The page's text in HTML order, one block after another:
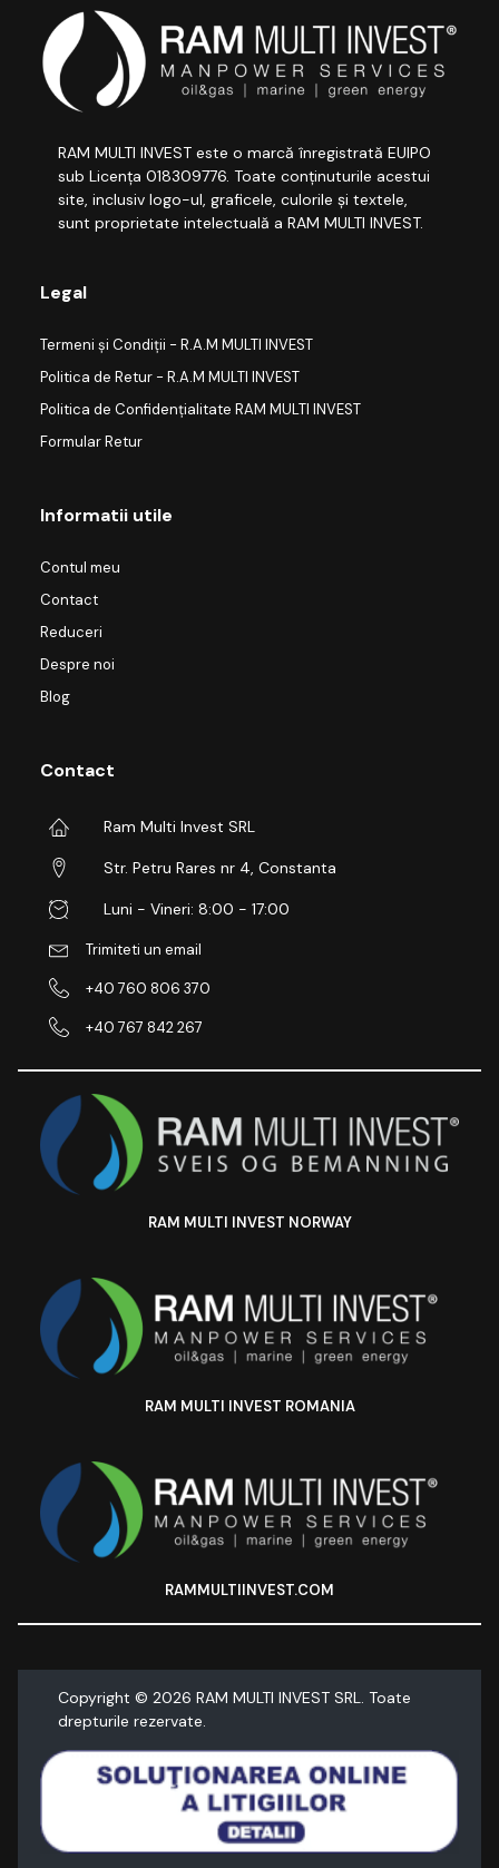
RAM MULTI INVEST este o marcă înregistrată EUIPO
sub Licența 018309776. Toate conținuturile acestui
site, inclusiv logo-ul, graficele, culorile și textele,
sunt proprietate intelectuală a RAM MULTI INVEST.
Legal
Termeni și Condiții - R.A.M MULTI INVEST
Politica de Retur - R.A.M MULTI INVEST
Politica de Confidențialitate RAM MULTI INVEST
Formular Retur
Informatii utile
Contul meu
Contact
Reduceri
Despre noi
Blog
Contact
Ram Multi Invest SRL
Str. Petru Rares nr 4, Constanta
Luni - Vineri: 8:00 - 17:00
Trimiteti un email
+40 760 806 370
+40 767 842 267
RAM MULTI INVEST NORWAY
RAM MULTI INVEST ROMANIA
RAMMULTIINVEST.COM
Copyright © 2026 RAM MULTI INVEST SRL. Toate
drepturile rezervate.